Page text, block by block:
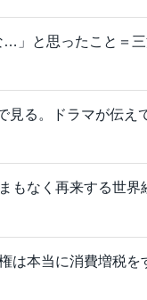
…」と思ったこと＝
る。ドラマが伝え
もなく再来する世界
は本当に消費増税を